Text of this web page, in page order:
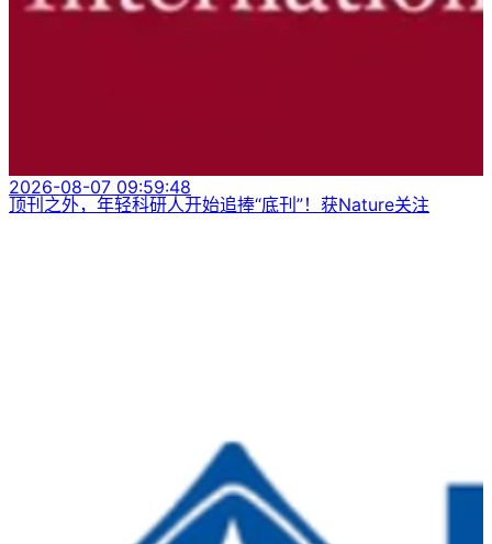
2026-08-07 09:59:48
顶刊之外，年轻科研人开始追捧“底刊”！获Nature关注